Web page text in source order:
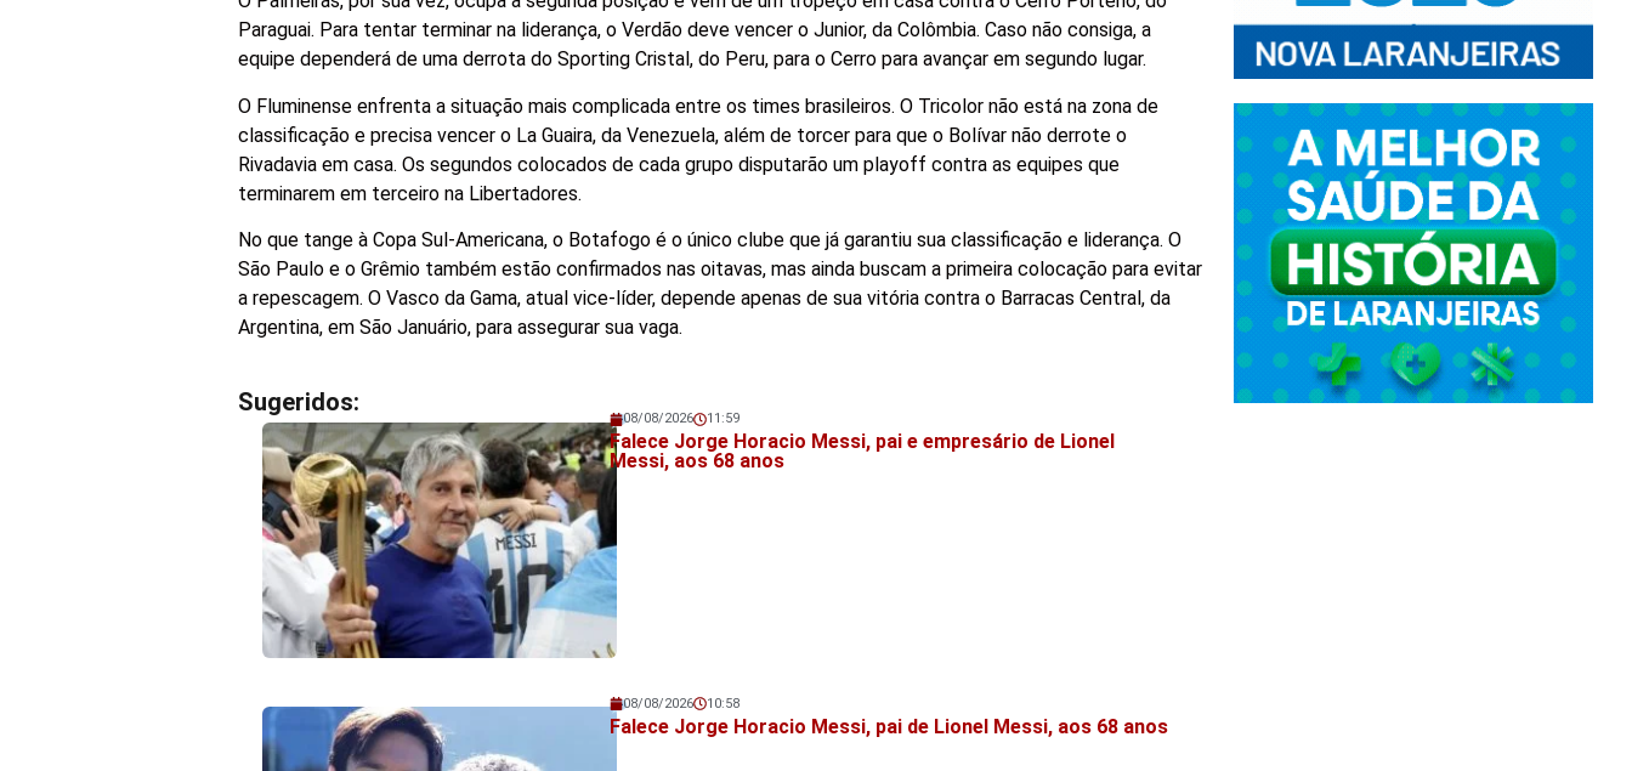
Paraguai. Para tentar terminar na liderança, o Verdão deve vencer o Junior, da Colômbia. Caso não consiga, a
equipe dependerá de uma derrota do Sporting Cristal, do Peru, para o Cerro para avançar em segundo lugar.
O Fluminense enfrenta a situação mais complicada entre os times brasileiros. O Tricolor não está na zona de
classificação e precisa vencer o La Guaira, da Venezuela, além de torcer para que o Bolívar não derrote o
Rivadavia em casa. Os segundos colocados de cada grupo disputarão um playoff contra as equipes que
terminarem em terceiro na Libertadores.
No que tange à Copa Sul-Americana, o Botafogo é o único clube que já garantiu sua classificação e liderança. O
São Paulo e o Grêmio também estão confirmados nas oitavas, mas ainda buscam a primeira colocação para evitar
a repescagem. O Vasco da Gama, atual vice-líder, depende apenas de sua vitória contra o Barracas Central, da
Argentina, em São Januário, para assegurar sua vaga.
Sugeridos:
Veja também!
08/08/2026 11:59
Falece Jorge Horacio Messi, pai e empresário de Lionel
Messi, aos 68 anos
Veja também!
08/08/2026 10:58
Falece Jorge Horacio Messi, pai de Lionel Messi, aos 68 anos